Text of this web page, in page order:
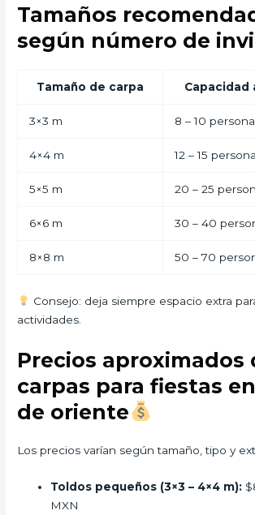
Tamaños
según número de
Tamaño de carpa Capacidad
3×3 m 8 – 10
4×4 m 12 – 15
5×5 m 20 – 25
6×6 m 30 – 40
8×8 m 50 – 70
Consejo: deja siempre espacio extra
actividades.
Precios aproximados
carpas para fiestas
de oriente
Los precios varían según tamaño, tipo y
Toldos pequeños (3×3 – 4×4 m):
MXN